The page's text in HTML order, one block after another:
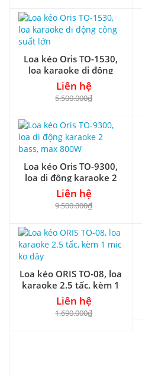
Loa kéo Oris TO-1530,
loa karaoke di động
công suất lớn
Liên hệ
5.500.000₫
Loa kéo Oris TO-9300,
loa di động karaoke 2
bass, max 800W
Liên hệ
9.500.000₫
Loa kéo ORIS TO-08, loa
karaoke 2.5 tấc, kèm 1
mic ko dây
Liên hệ
1.690.000₫